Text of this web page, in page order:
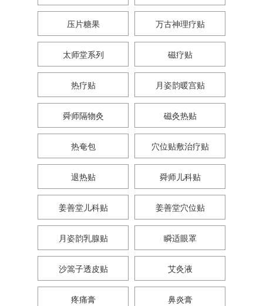
压片糖果 万古神理疗贴
太师堂系列 磁疗贴
热疗贴 月姿韵暖宫贴
舜师隔物灸 磁灸热贴
热奄包 穴位贴敷治疗贴
退热贴 舜师儿科贴
姜善堂儿科贴 姜善堂穴位贴
月姿韵乳腺贴 瞬适眼罩
沙篙子透皮贴 艾灸液
疼痛膏 鼻炎膏